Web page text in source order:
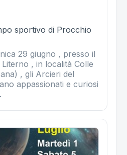
sportivo di Procchio
29 giugno , presso il
, in località Colle
, gli Arcieri del
appassionati e curiosi